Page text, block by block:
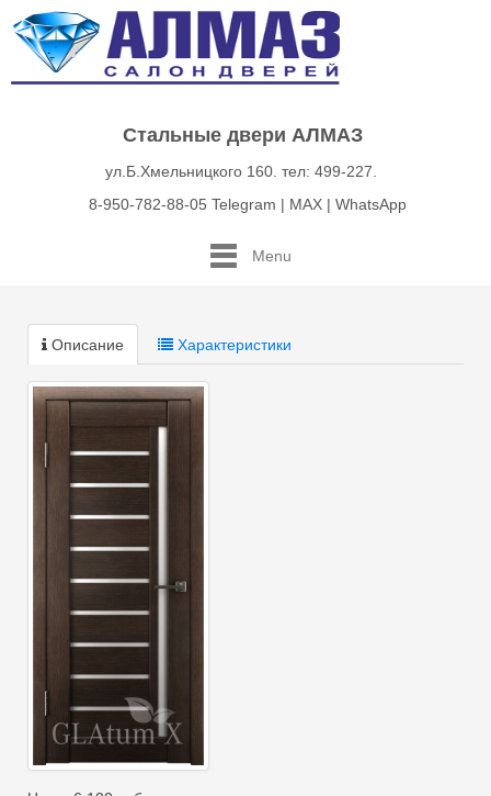
Стальные двери АЛМАЗ
ул.Б.Хмельницкого 160. тел: 499-227.
8-950-782-88-05 Telegram | MAX | WhatsApp
Menu
Описание Характеристики